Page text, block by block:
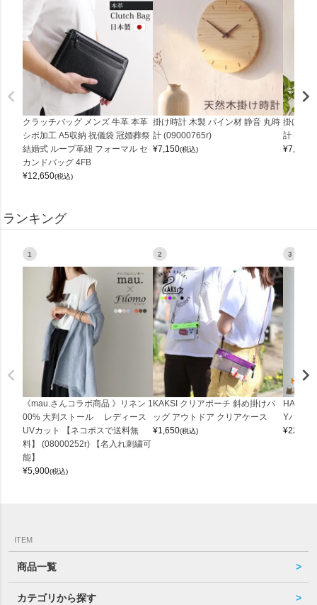
クラッチバッグ メンズ 牛革 本革
シボ加工 A5収納 祝儀袋 冠婚葬祭
結婚式 ループ革紐 フォーマル セ
カンドバッグ 4FB
¥12,650(税込)
掛け時計 木製 パイン材 静音 丸時
計 (09000765r)
¥7,150(税込)
掛け時
計
¥7,150
ランキング
1
《mau.さんコラボ商品 》リネン 1
00% 大判ストール レディース
UVカット 【ネコポスで送料無
料】 (08000252r) 【名入れ刺繍可
能】
¥5,900(税込)
2
KAKSI クリアポーチ 斜め掛けバ
ッグ アウトドア クリアケース
¥1,650(税込)
3
Yバッグ
¥22,000
ITEM
商品一覧
カテゴリから探す